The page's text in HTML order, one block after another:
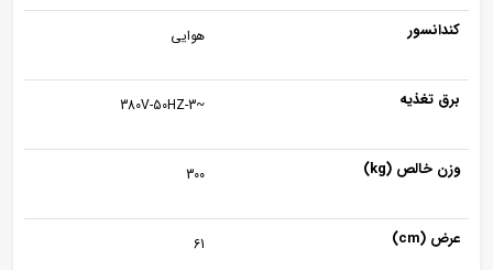
کندانسور هوایی
برق تغذیه ~380V-50HZ-3
وزن خالص (kg) 300
عرض (cm) 61